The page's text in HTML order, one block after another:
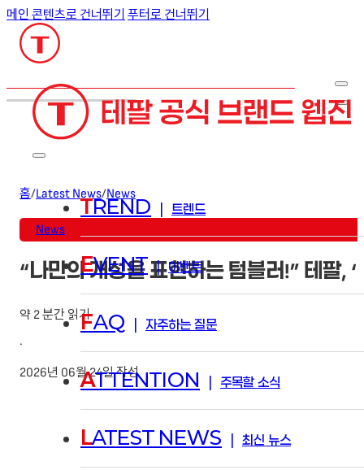
메인 콘텐츠로 건너뛰기 푸터로 건너뛰기
TREND 트렌드
EVENT | 이벤트
FAQ 자주하는 질문
ATTENTION 주목할 소식
LATEST NEWS 최신 뉴스
홈/Latest News/News
News
“나만의 개성을 표현하는 텀블러!” 테팔,
약 2 분간 읽기
·
2026년 06월 24일 작성